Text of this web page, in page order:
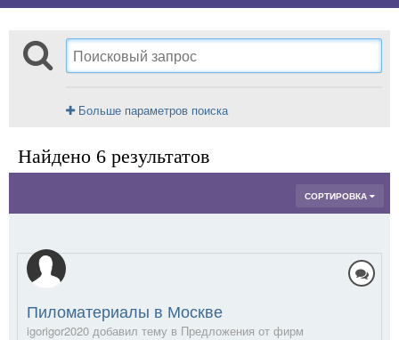
Больше параметров поиска
Найдено 6 результатов
СОРТИРОВКА
Пиломатериалы в Москве
igorigor2020 добавил тему в Предложения от фирм